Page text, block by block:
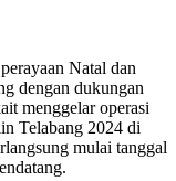
Natal dan
dengan dukungan
menggelar operasi
Telabang 2024 di
mulai tanggal